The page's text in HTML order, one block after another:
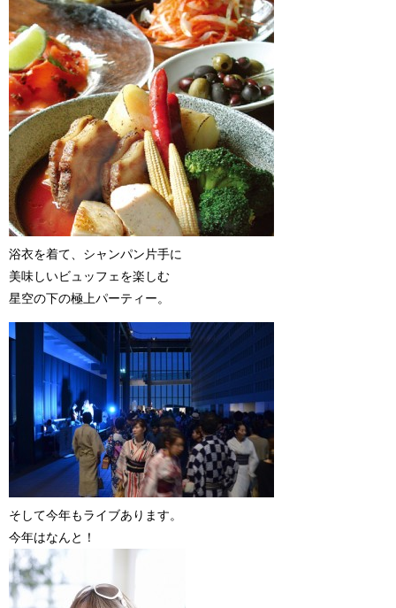
浴衣を着て、シャンパン片手に
美味しいビュッフェを楽しむ
星空の下の極上パーティー。
そして今年もライブあります。
今年はなんと！